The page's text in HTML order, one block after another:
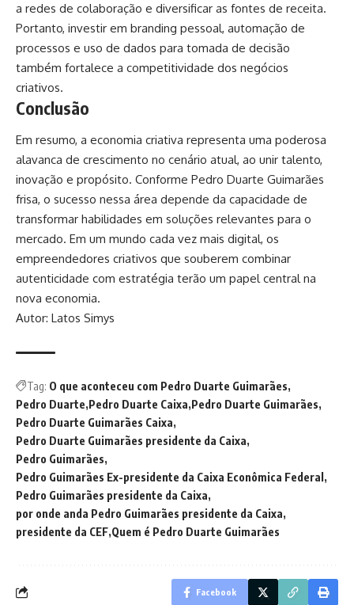
a redes de colaboração e diversificar as fontes de receita.
Portanto, investir em branding pessoal, automação de
processos e uso de dados para tomada de decisão
também fortalece a competitividade dos negócios
criativos.
Conclusão
Em resumo, a economia criativa representa uma poderosa
alavanca de crescimento no cenário atual, ao unir talento,
inovação e propósito. Conforme Pedro Duarte Guimarães
frisa, o sucesso nessa área depende da capacidade de
transformar habilidades em soluções relevantes para o
mercado. Em um mundo cada vez mais digital, os
empreendedores criativos que souberem combinar
autenticidade com estratégia terão um papel central na
nova economia.
Autor: Latos Simys
Tag: O que aconteceu com Pedro Duarte Guimarães
Pedro Duarte Pedro Duarte Caixa Pedro Duarte Guimarães
Pedro Duarte Guimarães Caixa
Pedro Duarte Guimarães presidente da Caixa
Pedro Guimarães
Pedro Guimarães Ex-presidente da Caixa Econômica Federal
Pedro Guimarães presidente da Caixa
por onde anda Pedro Guimarães presidente da Caixa
presidente da CEF Quem é Pedro Duarte Guimarães
Facebook